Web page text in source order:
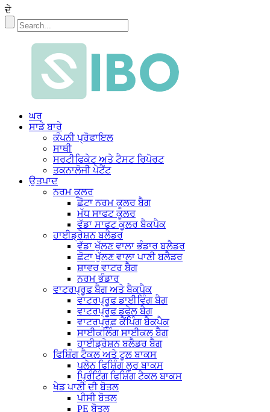
ਦੇ
ਘਰ
ਸਾਡੇ ਬਾਰੇ
ਕੰਪਨੀ ਪ੍ਰੋਫਾਇਲ
ਸਾਥੀ
ਸਰਟੀਫਿਕੇਟ ਅਤੇ ਟੈਸਟ ਰਿਪੋਰਟ
ਤਕਨਾਲੋਜੀ ਪੇਟੈਂਟ
ਉਤਪਾਦ
ਨਰਮ ਕੂਲਰ
ਛੋਟਾ ਨਰਮ ਕੂਲਰ ਬੈਗ
ਮੱਧ ਸਾਫਟ ਕੂਲਰ
ਵੱਡਾ ਸਾਫਟ ਕੂਲਰ ਬੈਕਪੈਕ
ਹਾਈਡ੍ਰੇਸ਼ਨ ਬਲੈਡਰ
ਵੱਡਾ ਖੁੱਲਣ ਵਾਲਾ ਭੰਡਾਰ ਬਲੈਡਰ
ਛੋਟਾ ਖੁੱਲਣ ਵਾਲਾ ਪਾਣੀ ਬਲੈਡਰ
ਸ਼ਾਵਰ ਵਾਟਰ ਬੈਗ
ਨਰਮ ਭੰਡਾਰ
ਵਾਟਰਪ੍ਰੂਫ ਬੈਗ ਅਤੇ ਬੈਕਪੈਕ
ਵਾਟਰਪ੍ਰੂਫ ਡਾਈਵਿੰਗ ਬੈਗ
ਵਾਟਰਪ੍ਰੂਫ ਡਫੇਲ ਬੈਗ
ਵਾਟਰਪ੍ਰੂਫ਼ ਕੈਂਪਿੰਗ ਬੈਕਪੈਕ
ਸਾਈਕਲਿੰਗ ਸਾਈਕਲ ਬੈਗ
ਹਾਈਡ੍ਰੇਸ਼ਨ ਬਲੈਡਰ ਬੈਗ
ਫਿਸ਼ਿੰਗ ਟੈਕਲ ਅਤੇ ਟੂਲ ਬਾਕਸ
ਪਲੇਨ ਫਿਸ਼ਿੰਗ ਲੂਰ ਬਾਕਸ
ਪ੍ਰਿੰਟਿੰਗ ਫਿਸ਼ਿੰਗ ਟੈਕਲ ਬਾਕਸ
ਖੇਡ ਪਾਣੀ ਦੀ ਬੋਤਲ
ਪੀਸੀ ਬੋਤਲ
PE ਬੋਤਲ